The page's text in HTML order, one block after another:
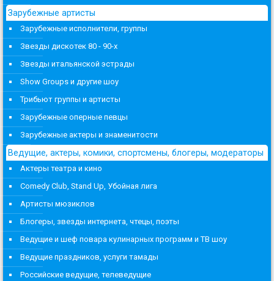
Зарубежные артисты
Зарубежные исполнители, группы
Звезды дискотек 80 - 90-х
Звезды итальянской эстрады
Show Groups и другие шоу
Трибьют группы и артисты
Зарубежные оперные певцы
Зарубежные актеры и знаменитости
Ведущие, актеры, комики, спортсмены, блогеры, модераторы
Актеры театра и кино
Comedy Club, Stand Up, Убойная лига
Артисты мюзиклов
Блогеры, звезды интернета, чтецы, поэты
Ведущие и шеф повара кулинарных программ и ТВ шоу
Ведущие праздников, услуги тамады
Российские ведущие, телеведущие